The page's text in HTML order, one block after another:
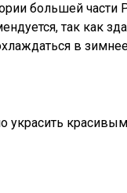
большей части
так как
в
украсить